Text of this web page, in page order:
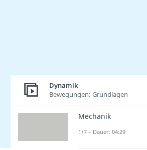
Dynamik
Bewegungen: Grundlagen
Mechanik
1/7 – Dauer: 04:29